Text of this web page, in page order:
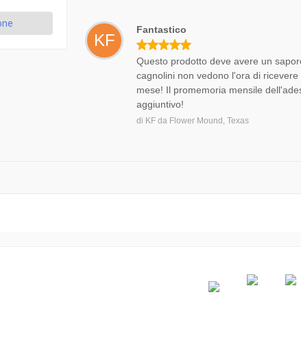
KF
Fantastico
Questo prodotto deve avere un
cagnolini non vedono l'ora di
mese! Il promemoria mensile
aggiuntivo!
di KF da Flower Mound, Texas